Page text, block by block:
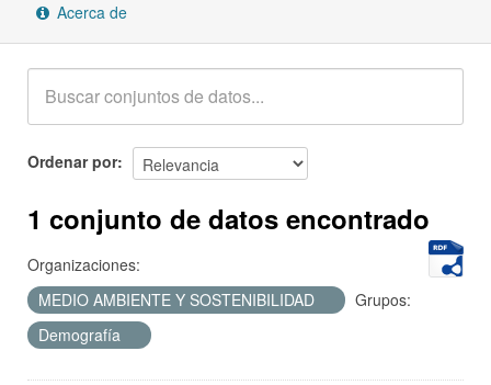
Acerca de
Acerca de
Ordenar por
1 conjunto de datos encontrado
Organizaciones:
MEDIO AMBIENTE Y SOSTENIBILIDAD
Grupos:
Demografía